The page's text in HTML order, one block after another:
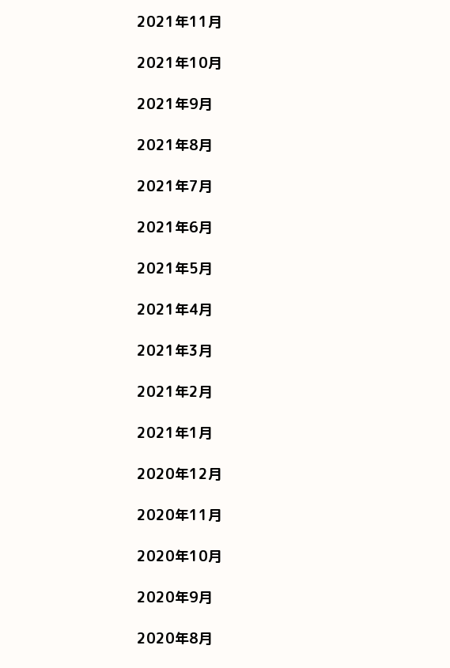
2021年11月
2021年10月
2021年9月
2021年8月
2021年7月
2021年6月
2021年5月
2021年4月
2021年3月
2021年2月
2021年1月
2020年12月
2020年11月
2020年10月
2020年9月
2020年8月